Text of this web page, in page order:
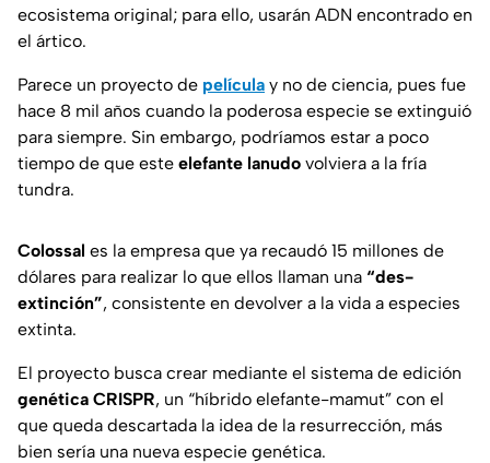
ecosistema original; para ello, usarán ADN encontrado en
el ártico.
Parece un proyecto de película y no de ciencia, pues fue
hace 8 mil años cuando la poderosa especie se extinguió
para siempre. Sin embargo, podríamos estar a poco
tiempo de que este elefante lanudo volviera a la fría
tundra.
Colossal es la empresa que ya recaudó 15 millones de
dólares para realizar lo que ellos llaman una “des-
extinción”, consistente en devolver a la vida a especies
extinta.
El proyecto busca crear mediante el sistema de edición
genética CRISPR, un “híbrido elefante-mamut” con el
que queda descartada la idea de la resurrección, más
bien sería una nueva especie genética.